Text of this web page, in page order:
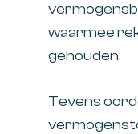
waarmee
gehouden.
Tevens